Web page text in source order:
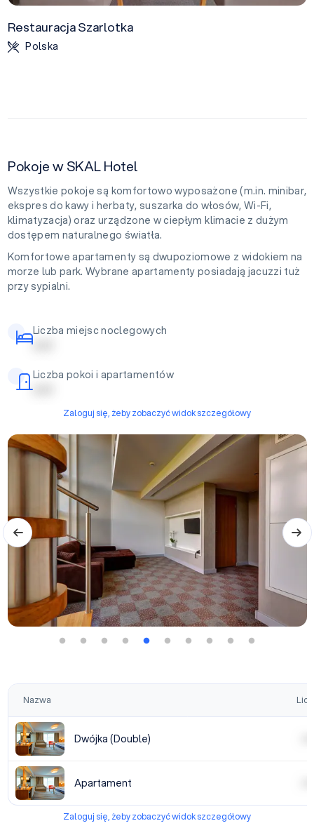
Restauracja Szarlotka
Polska
Pokoje w SKAL Hotel
Wszystkie pokoje są komfortowo wyposażone (m.in. minibar,
ekspres do kawy i herbaty, suszarka do włosów, Wi-Fi,
klimatyzacja) oraz urządzone w ciepłym klimacie z dużym
dostępem naturalnego światła.
Komfortowe apartamenty są dwupoziomowe z widokiem na
morze lub park. Wybrane apartamenty posiadają jacuzzi tuż
przy sypialni.
Liczba miejsc noclegowych
| | | | |
Liczba pokoi i apartamentów
| | | | |
Zaloguj się, żeby zobaczyć widok szczegółowy
Nazwa
Dwójka (Double)
Apartament
Zaloguj się, żeby zobaczyć widok szczegółowy